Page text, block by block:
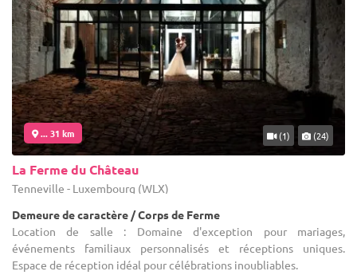
... 31 km (1) (24)
La Ferme du Château
Tenneville - Luxembourg (WLX)
Demeure de caractère / Corps de Ferme
Location de salle : Domaine d'exception pour mariages,
événements familiaux personnalisés et réceptions uniques.
Espace de réception idéal pour célébrations inoubliables.